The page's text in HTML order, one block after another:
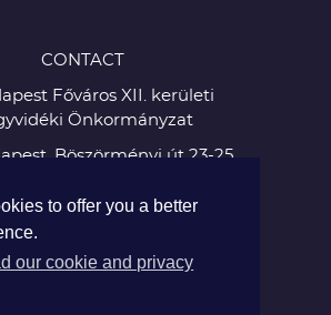
to offer you a better
our cookie and privacy
CONTACT
Főváros XII. kerületi
Önkormányzat
Böszörményi út 23-25
+36 1 224 5900
Fax: +36 1 224 5905